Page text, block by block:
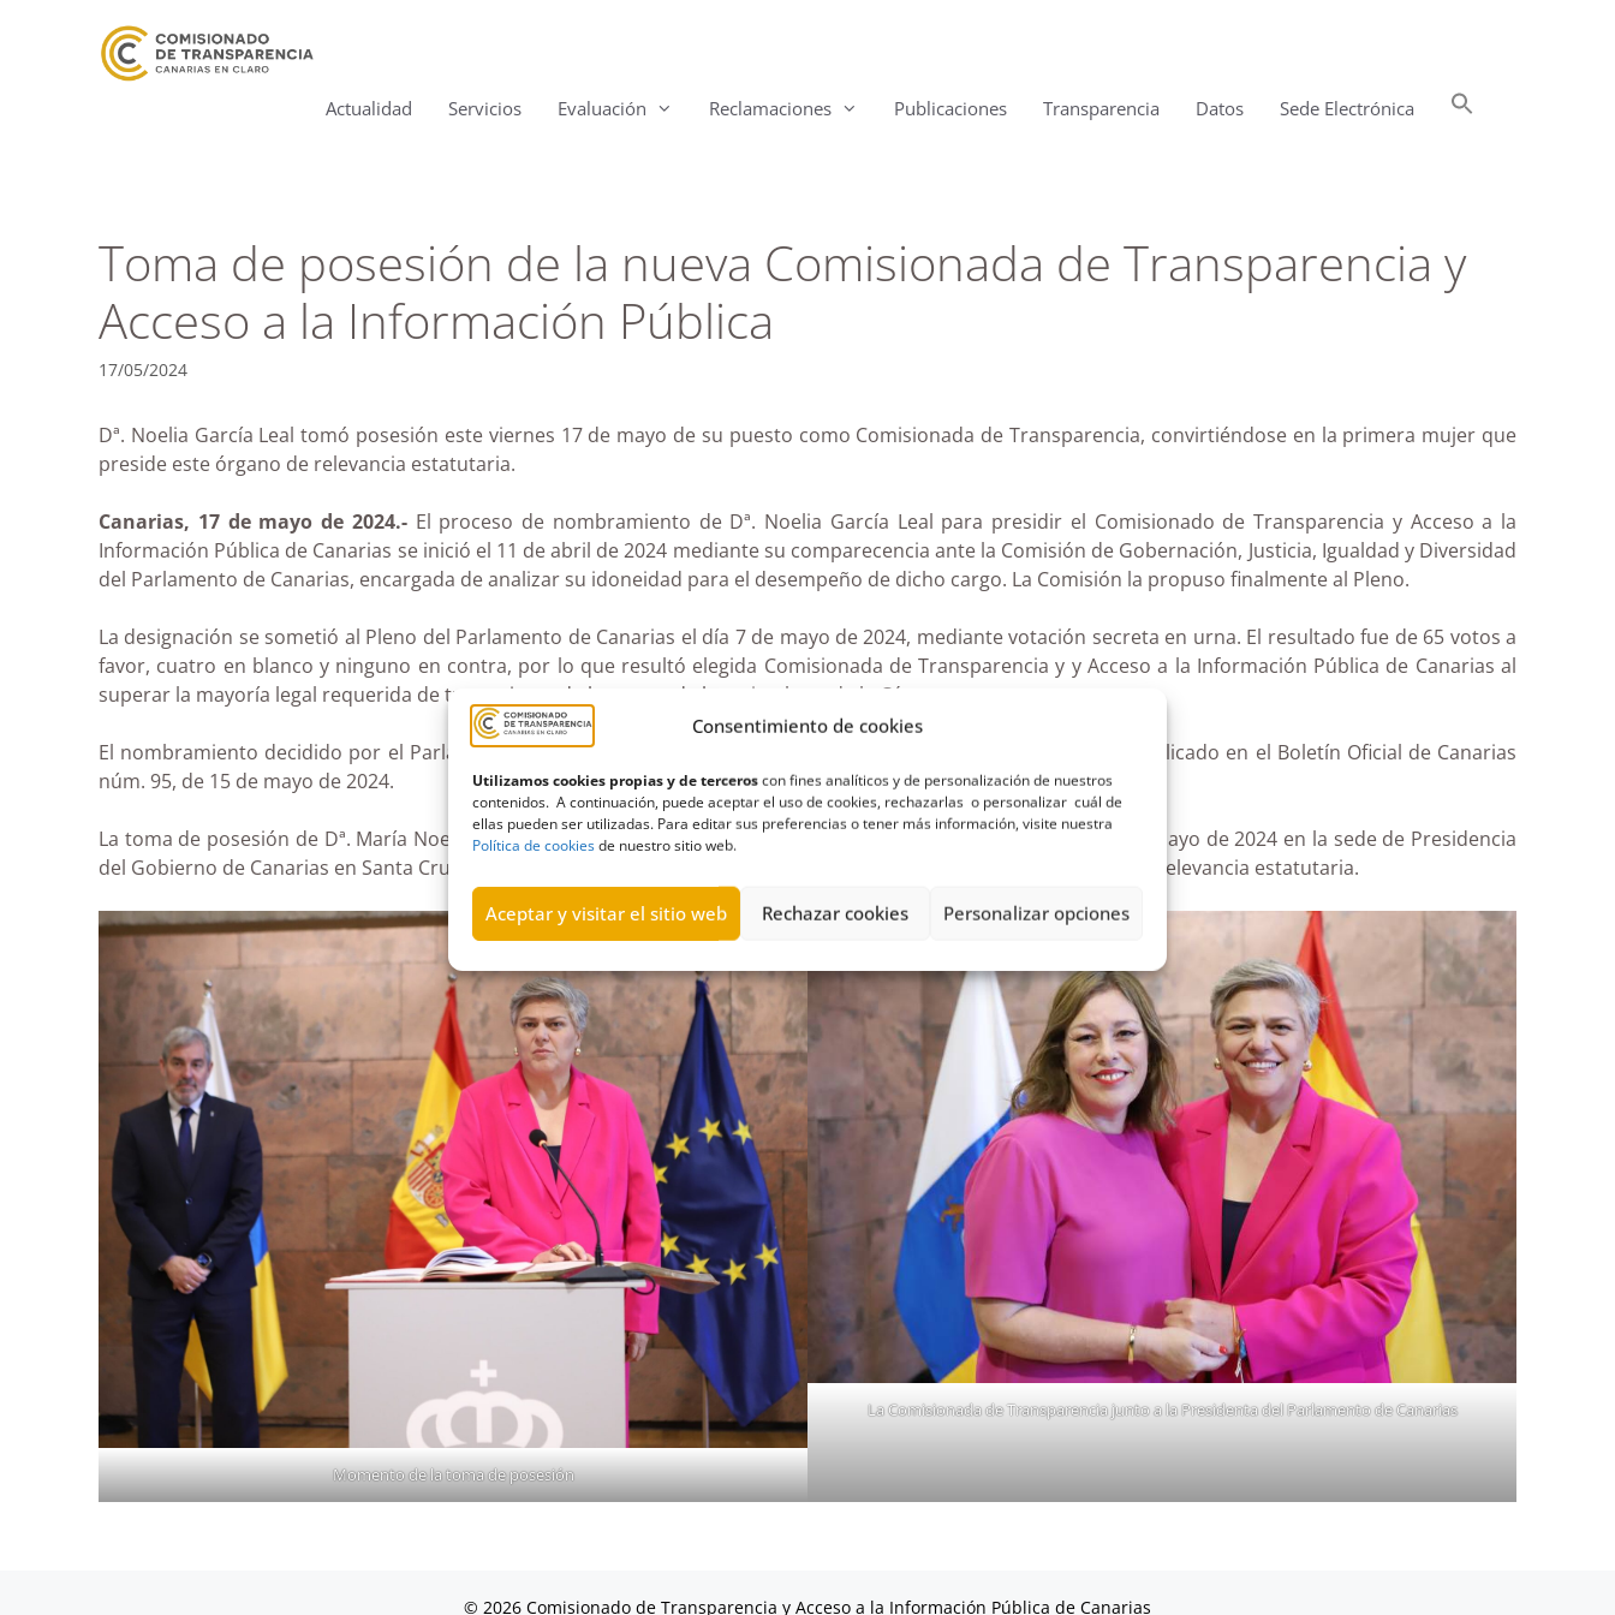
Consentimiento de cookies
Utilizamos cookies propias y de terceroscon fines analíticos y de personalización de nuestros
contenidos. A continuación, puede aceptar el uso de cookies, rechazarlas o personalizar cuál de
ellas pueden ser utilizadas. Para editar sus preferencias o tener más información, visite nuestra
Política de cookiesde nuestro sitio web.
Aceptar y visitar el sitio web Rechazar cookies Personalizar opciones
Actualidad Servicios Evaluación Reclamaciones Publicaciones Transparencia Datos Sede Electrónica
Toma de posesión de la nueva Comisionada de Transparencia y
Acceso a la Información Pública
17/05/2024
Dª. Noelia García Leal tomó posesión este viernes 17 de mayo de su puesto como Comisionada de Transparencia, convirtiéndose en la primera mujer que
preside este órgano de relevancia estatutaria.
Canarias, 17 de mayo de 2024.-El proceso de nombramiento de Dª. Noelia García Leal para presidir el Comisionado de Transparencia y Acceso a la
Información Pública de Canarias se inició el 11 de abril de 2024 mediante su comparecencia ante la Comisión de Gobernación, Justicia, Igualdad y Diversidad
del Parlamento de Canarias, encargada de analizar su idoneidad para el desempeño de dicho cargo. La Comisión la propuso finalmente al Pleno.
La designación se sometió al Pleno del Parlamento de Canarias el día 7 de mayo de 2024, mediante votación secreta en urna. El resultado fue de 65 votos a
favor, cuatro en blanco y ninguno en contra, por lo que resultó elegida Comisionada de Transparencia y y Acceso a la Información Pública de Canarias al
superar la mayoría legal requerida de tres quintos de los votos de los miembros de la Cámara.
El nombramiento decidido por el Parlamento, se publicó mediante Decreto 56/2024, de 14 de mayo, el cual fue publicado en el Boletín Oficial de Canarias
núm. 95, de 15 de mayo de 2024.
La toma de posesión de Dª. María Noelia García Leal como Comisionada de Transparencia, se produjo al día 17 de mayo de 2024 en la sede de Presidencia
del Gobierno de Canarias en Santa Cruz de Tenerife, convirtiéndose en la primera mujer que preside este órgano de relevancia estatutaria.
Momento de la toma de posesión
La Comisionada de Transparencia junto a la Presidenta del Parlamento de Canarias
© 2026 Comisionado de Transparencia y Acceso a la Información Pública de Canarias